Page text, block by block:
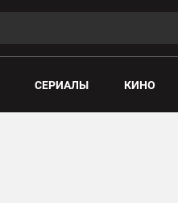
СЕРИАЛЫ КИНО